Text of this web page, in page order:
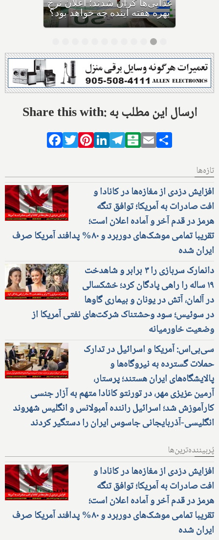
کاناداست؛ نیمی از بیزینس‌ها در
حال ورشکستگی هستند
Share this with: ارسال این مطلب به
Facebook
TwitterPinterestLinkedIn
Telegram
Balatarin
Email
تازه‌ها
افزایش دزدی از مغازه‌ها در کانادا و
افت صادرات به آمریکا؛ توافق تنگه
هرمز در قدم آخر و آماده اعلان است؛
تقریبا تمامی موشک‌های دوربرد و ۸۰% پدافند آمریکا صرف
ایران شده
دانمارک سربازی را ۳ برابر و شاهدخت
۱۹ ساله را راهی پادگان کرد؛ خشکسالی
در آلمان، آتش در یونان و بیماری گاوها
در سوئیس؛ سود وحشتناک شرکت‌های نفتی آمریکا از
وضعیت خاورمیانه
سی‌بی‌اس: آمریکا و اسرائیل در تدارک
حملات گسترده به نیروگاه‌ها و
پالایشگاه‌های ایران هستند؛ پرستار،
آرمین عزیزی مهر، در تورنتو کانادا متهم به آزار جنسی
کارآموزش شد؛ اسرائیل راننده آمبولانس و انگلیس شهروند
انگلیسی-آذربایجانی جاسوس ایران را دستگیر کردند
پُربیننده‌ترین‌ها
افزایش دزدی از مغازه‌ها در کانادا و
افت صادرات به آمریکا؛ توافق تنگه
هرمز در قدم آخر و آماده اعلان است؛
تقریبا تمامی موشک‌های دوربرد و ۸۰% پدافند آمریکا صرف
ایران شده